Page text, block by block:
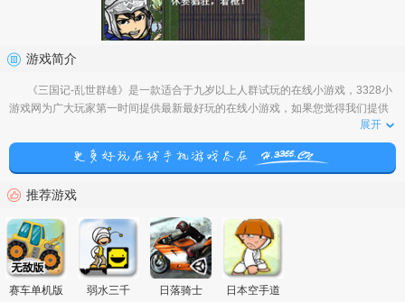
游戏简介
《三国记-乱世群雄》是一款适合于九岁以上人群试玩的在线小游戏，3328小
游戏网为广大玩家第一时间提供最新最好玩的在线小游戏，如果您觉得我们提供
展开
推荐游戏
赛车单机版 弱水三千 日落骑士 日本空手道